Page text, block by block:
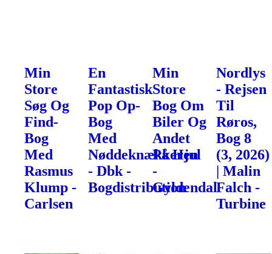
Min
Store
Søg Og
Find-
Bog
Med
Rasmus
Klump -
Carlsen
En
Fantastisk
Pop Op-
Bog
Med
Nøddeknækkeren
- Dbk -
Bogdistribution
Min
Store
Bog Om
Biler Og
Andet
På Hjul
-
Gyldendal
Nordlys
- Rejsen
Til
Røros,
Bog 8
(3, 2026)
| Malin
Falch -
Turbine